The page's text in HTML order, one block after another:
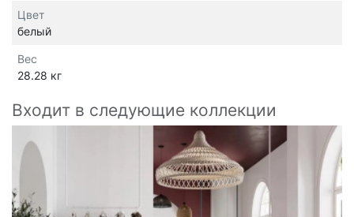
Цвет
белый
Вес
28.28 кг
Входит в следующие коллекции